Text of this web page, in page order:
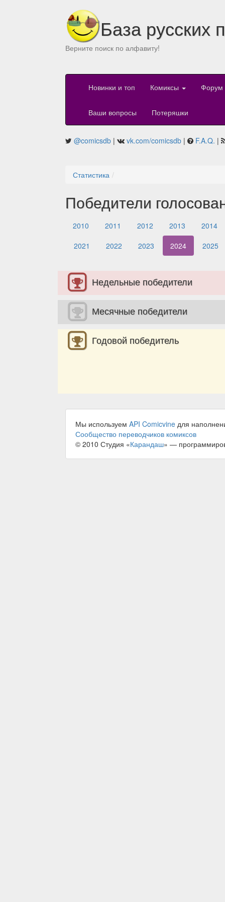
База русских
Верните поиск по алфавиту!
Новинки и топ Комиксы Форум
Ваши вопросы Потеряшки
@comicsdb | vk.com/comicsdb | F.A.Q. |
Статистика
Победители
2010 2011 2012 2013
2014
2021
2022 2023 2024 2025
Недельные победители
Месячные победители
Годовой победитель
Мы используем API Comicvine для
Сообщество переводчиков комиксов
© 2010 Студия «Карандаш» —